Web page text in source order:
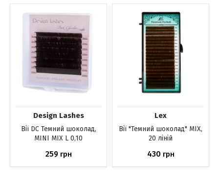
Design Lashes
Вії DС Темний шоколад,
MINI MIX L 0,10
259грн
Lex
Вії "Темний шоколад" MIX,
20 ліній
430 грн